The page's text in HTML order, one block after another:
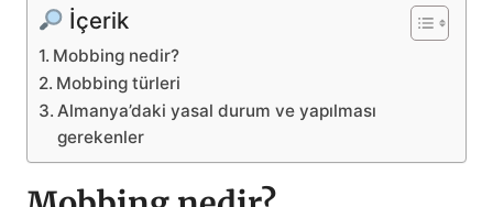
İçerik
Mobbing nedir?
Mobbing türleri
Almanya’daki yasal durum ve yapılması
gerekenler